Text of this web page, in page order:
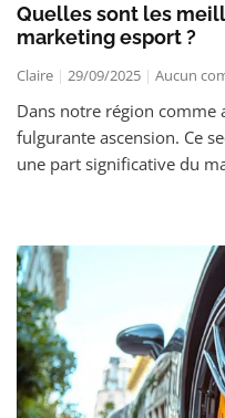
Quelles sont les
marketing esport ?
Claire 29/09/2025 Aucun
Dans notre région comme
fulgurante ascension. Ce
une part significative du